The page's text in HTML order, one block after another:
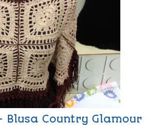
Blusa Country Glamour